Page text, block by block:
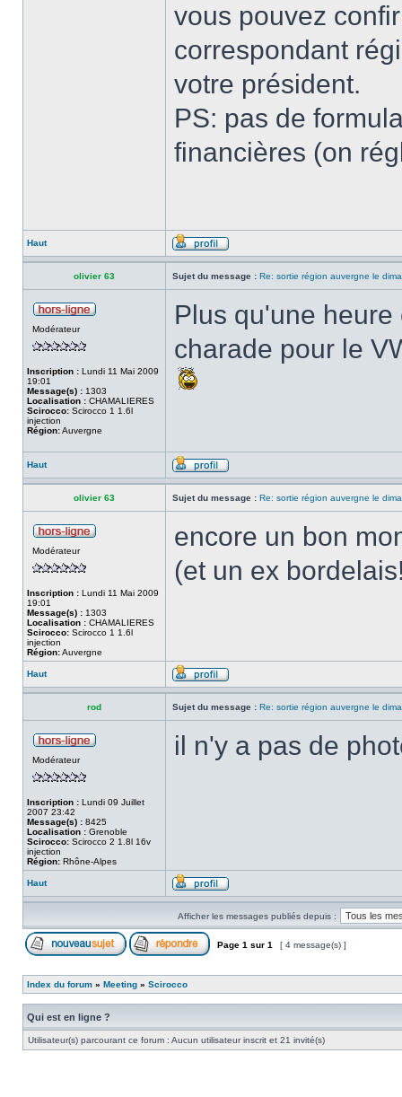
vous pouvez
correspondant
votre président.
PS: pas de
financières (on
Haut
olivier 63 Sujet du message : Re: sortie région auvergne le
Modérateur
Inscription : Lundi 11 Mai 2009
19:01
Message(s) : 1303
Localisation : CHAMALIERES
Scirocco: Scirocco 1 1.6l
injection
Région:Auvergne
Plus qu'une
charade pour le
Haut
olivier 63 Sujet du message : Re: sortie région auvergne le
Modérateur
Inscription : Lundi 11 Mai 2009
19:01
Message(s) : 1303
Localisation : CHAMALIERES
Scirocco: Scirocco 1 1.6l
injection
Région:Auvergne
encore un bon
(et un ex
Haut
rod Sujet du message : Re: sortie région auvergne le
Modérateur
Inscription : Lundi 09 Juillet
2007 23:42
Message(s) : 8425
Localisation : Grenoble
Scirocco: Scirocco 2 1.8l 16v
injection
Région: Rhône-Alpes
il n'y a pas de
Haut
Afficher les messages publiés depuis :
Page 1 sur 1 [ 4 message(s) ]
Index du forum » Meeting » Scirocco
Qui est en ligne ?
Utilisateur(s) parcourant ce forum : Aucun utilisateur inscrit et 21 invité(s)